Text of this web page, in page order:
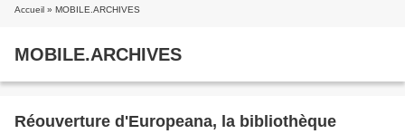
Accueil » MOBILE.ARCHIVES
MOBILE.ARCHIVES
Réouverture d'Europeana, la bibliothèque